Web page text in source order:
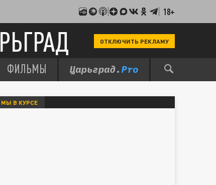
18+
ОТКЛЮЧИТЬ РЕКЛАМУ
ФИЛЬМЫ
МЫ В КУРСЕ